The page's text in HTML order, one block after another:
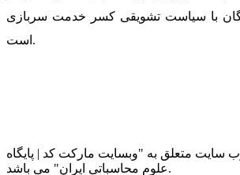
با سیاست تشویقی کسر خدمت سربازی
است.
سایت متعلق به "وبسایت مارکت کد | پایگاه
علوم محاسباتی ایران" می باشد.